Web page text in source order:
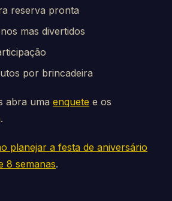
reserva pronta
mas divertidos
por brincadeira
abra uma enquete e os
planejar a festa de aniversário
8 semanas.